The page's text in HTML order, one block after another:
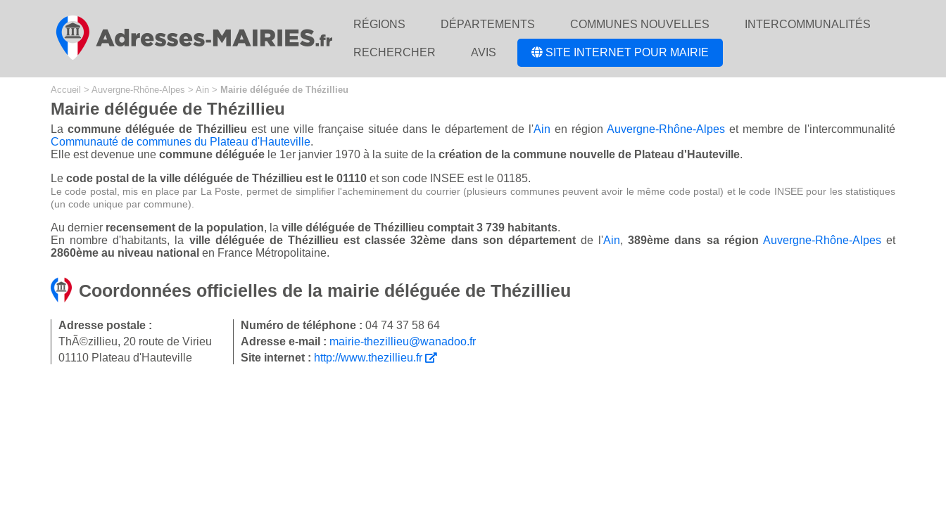
RÉGIONS DÉPARTEMENTS COMMUNES NOUVELLES INTERCOMMUNALITÉS
RECHERCHER AVIS SITE INTERNET POUR MAIRIE
Accueil > Auvergne-Rhône-Alpes > Ain > Mairie déléguée de Thézillieu
Mairie déléguée de Thézillieu
La commune déléguée de Thézillieu est une ville française située dans le département de l'Ain en région Auvergne-Rhône-Alpes et membre de l'intercommunalité
Communauté de communes du Plateau d'Hauteville.
Elle est devenue une commune déléguée le 1er janvier 1970 à la suite de la création de la commune nouvelle de Plateau d'Hauteville.
Le code postal de la ville déléguée de Thézillieu est le 01110 et son code INSEE est le 01185.
Le code postal, mis en place par La Poste, permet de simplifier l'acheminement du courrier (plusieurs communes peuvent avoir le même code postal) et le code INSEE pour les statistiques
(un code unique par commune).
Au dernier recensement de la population, la ville déléguée de Thézillieu comptait 3 739 habitants.
En nombre d'habitants, la ville déléguée de Thézillieu est classée 32ème dans son départementde l'Ain,389ème dans sa région Auvergne-Rhône-Alpeset
2860ème au niveau national en France Métropolitaine.
Coordonnées officielles de la mairie déléguée de Thézillieu
Adresse postale :
ThÃ©zillieu, 20 route de Virieu
01110 Plateau d'Hauteville
Numéro de téléphone : 04 74 37 58 64
Adresse e-mail : mairie-thezillieu@wanadoo.fr
Site internet : http://www.thezillieu.fr